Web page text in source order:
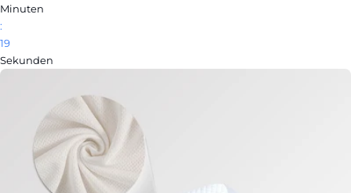
Minuten
:
18
Sekunden